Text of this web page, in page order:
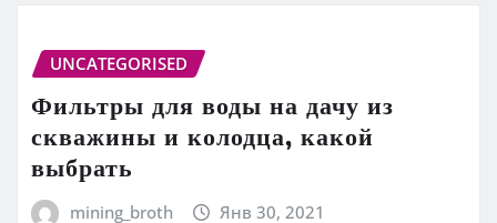
UNCATEGORISED
Фильтры для воды на дачу из
скважины и колодца, какой
выбрать
mining_broth Янв 30, 2021